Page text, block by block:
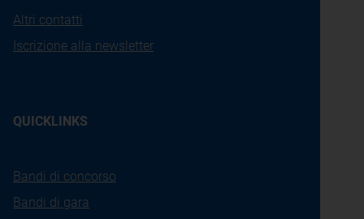
Altri contatti
Iscrizione alla newsletter
QUICKLINKS
Bandi di concorso
Bandi di gara